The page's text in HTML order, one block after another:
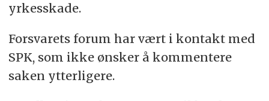
yrkesskade.
Forsvarets forum har vært i kontakt med
SPK, som ikke ønsker å kommentere
saken ytterligere.